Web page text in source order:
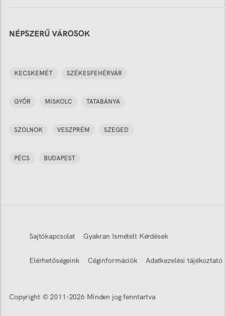
NÉPSZERŰ VÁROSOK
KECSKEMÉT SZÉKESFEHÉRVÁR
GYŐR MISKOLC TATABÁNYA
SZOLNOK VESZPRÉM SZEGED
PÉCS BUDAPEST
Sajtókapcsolat Gyakran Ismételt Kérdések
Elérhetőségeink Céginformációk Adatkezelési tájékoztató
Copyright © 2011-2026 Minden jog fenntartva